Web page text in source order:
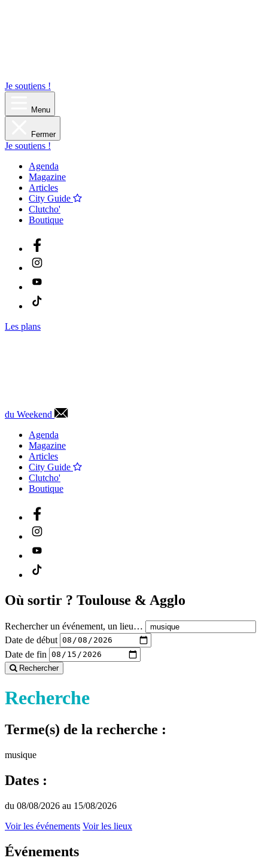
Je soutiens !
Menu
Fermer
Je soutiens !
Agenda
Magazine
Articles
City Guide
Clutcho'
Boutique
Les plans
du Weekend
Agenda
Magazine
Articles
City Guide
Clutcho'
Boutique
Où sortir ? Toulouse & Agglo
Rechercher un événement, un lieu…
Date de début
Date de fin
Rechercher
Recherche
Terme(s) de la recherche :
musique
Dates :
du 08/08/2026 au 15/08/2026
Voir les événements Voir les lieux
Événements